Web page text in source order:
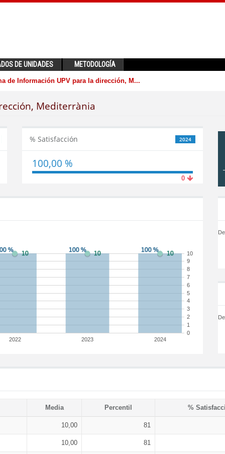
DE UNIDADES METODOLOGÍA
de Información UPV para la dirección, M...
Mediterrània
2024
% Satisfacción
100,00 %
0
2022 2023 2024
0
1
2
3
4
5
6
7
8
9
10
Media Percentil %
10,00 81
10,00 81